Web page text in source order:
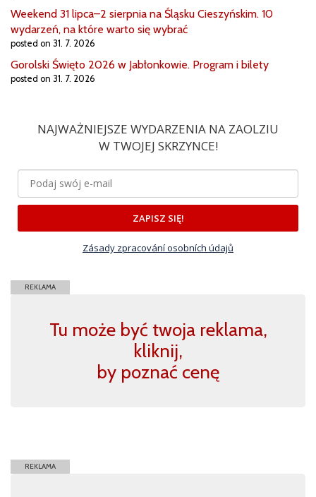
Weekend 31 lipca–2 sierpnia na Śląsku Cieszyńskim. 10
wydarzeń, na które warto się wybrać
posted on 31. 7. 2026
Gorolski Święto 2026 w Jabłonkowie. Program i bilety
posted on 31. 7. 2026
NAJWAŻNIEJSZE WYDARZENIA NA ZAOLZIU
W TWOJEJ SKRZYNCE!
ZAPISZ SIĘ!
Zásady zpracování osobních údajů
REKLAMA
Tu może być twoja reklama,
kliknij,
by poznać cenę
REKLAMA